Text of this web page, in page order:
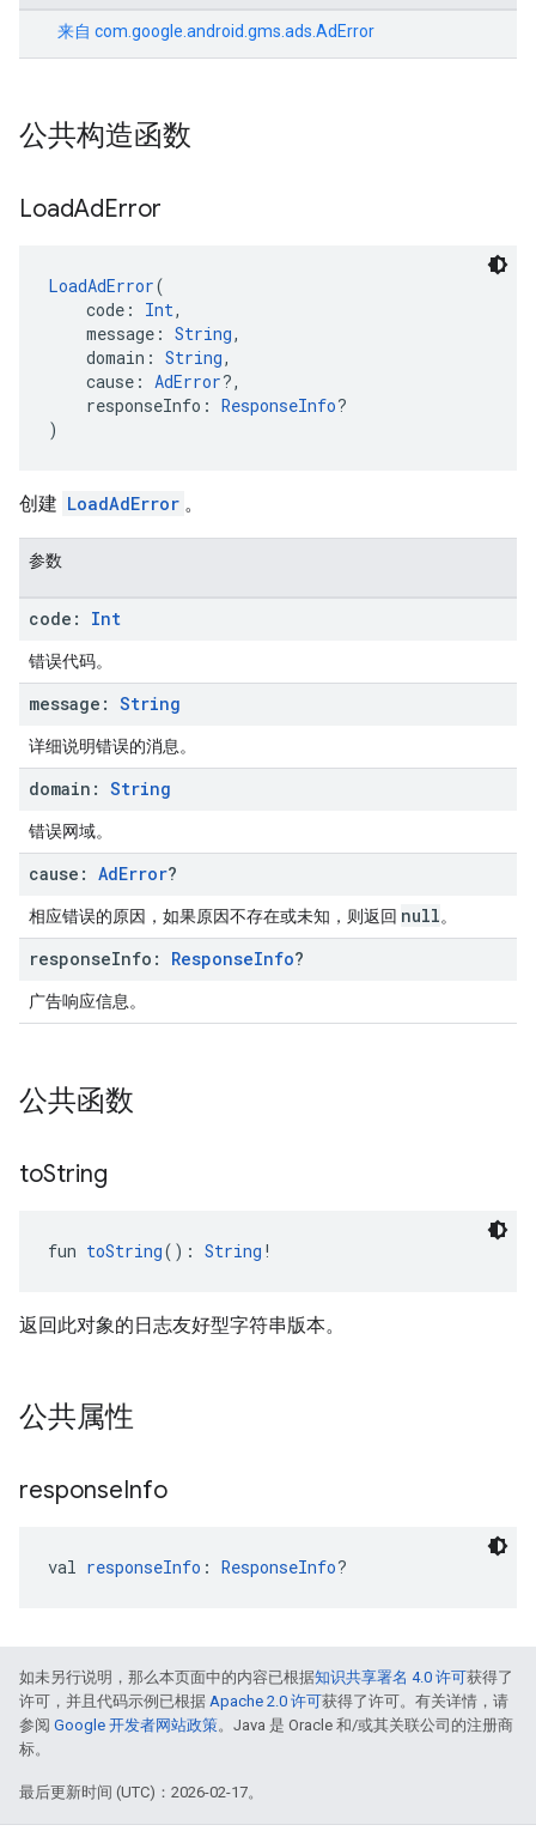
来自 com.google.android.gms.ads.AdError
公共构造函数
LoadAdError
LoadAdError(
code: Int,
message: String,
domain: String,
cause: AdError?,
responseInfo: ResponseInfo?
)
创建 LoadAdError 。
参数
code: Int
错误代码。
message: String
详细说明错误的消息。
domain: String
错误网域。
cause: AdError?
相应错误的原因，如果原因不存在或未知，则返回 null。
responseInfo: ResponseInfo?
广告响应信息。
公共函数
toString
fun toString(): String !
返回此对象的日志友好型字符串版本。
公共属性
responseInfo
val responseInfo : ResponseInfo?
如未另行说明，那么本页面中的内容已根据知识共享署名 4.0 许可获得了
许可，并且代码示例已根据 Apache 2.0 许可获得了许可。有关详情，请
参阅 Google 开发者网站政策。Java 是 Oracle 和/或其关联公司的注册商
标。
最后更新时间 (UTC)：2026-02-17。